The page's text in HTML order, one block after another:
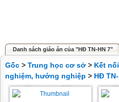
Danh sách giáo án của "HĐ TN-HN 7"
Gốc > Trung học cơ sở > Kết
nghiệm, hướng nghiệp > HĐ